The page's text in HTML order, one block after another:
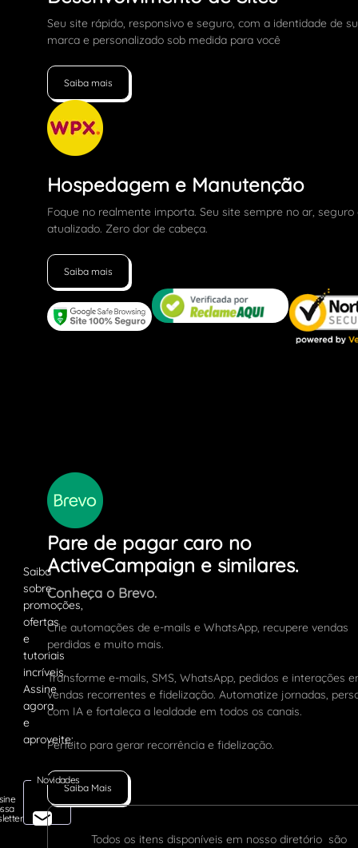
Novidades
Seu site rápido, responsivo e seguro, com a identidade de
marca e personalizado sob medida para você
Saiba mais
Hospedagem e Manutenção
Foque no realmente importa. Seu site sempre no ar, seguro
atualizado. Zero dor de cabeça.
Saiba mais
Pare de pagar caro no
ActiveCampaign e similares.
Conheça o Brevo.
Crie automações de e-mails e WhatsApp, recupere vendas
perdidas e muito mais.
Transforme e-mails, SMS, WhatsApp, pedidos e interações
vendas recorrentes e fidelização. Automatize jornadas,
com IA e fortaleça a lealdade em todos os canais.
Perfeito para gerar recorrência e fidelização.
Saiba Mais
Todos os itens disponíveis em nosso diretório são